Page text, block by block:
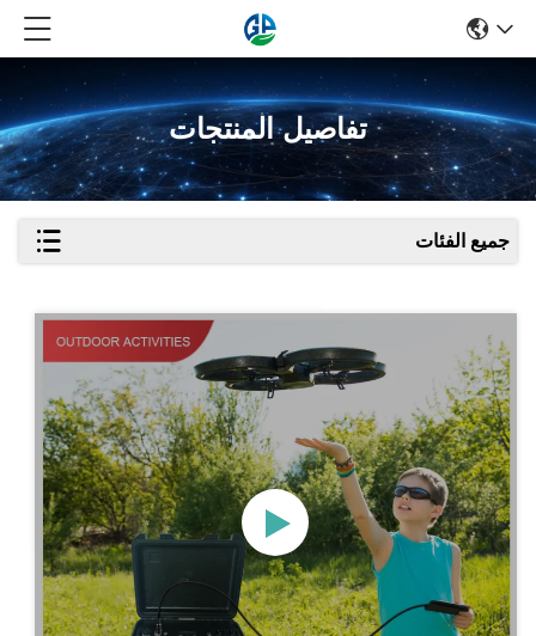
تفاصيل المنتجات
جميع الفئات